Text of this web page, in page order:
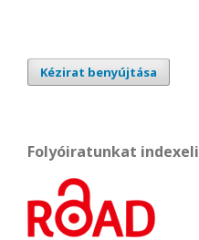
Kézirat benyújtása
Folyóiratunkat indexeli